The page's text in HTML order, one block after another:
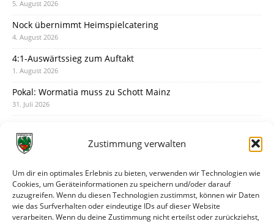
Zustimmung verwalten
Um dir ein optimales Erlebnis zu bieten, verwenden wir Technologien wie
Cookies, um Geräteinformationen zu speichern und/oder darauf
zuzugreifen. Wenn du diesen Technologien zustimmst, können wir Daten
wie das Surfverhalten oder eindeutige IDs auf dieser Website
verarbeiten. Wenn du deine Zustimmung nicht erteilst oder zurückziehst,
5. August 2026
Nock übernimmt Heimspielcatering
4. August 2026
4:1-Auswärtssieg zum Auftakt
1. August 2026
Pokal: Wormatia muss zu Schott Mainz
31. Juli 2026
30. Juli 2026
28. Juli 2026
Neuer Rückensponsor
28. Juli 2026